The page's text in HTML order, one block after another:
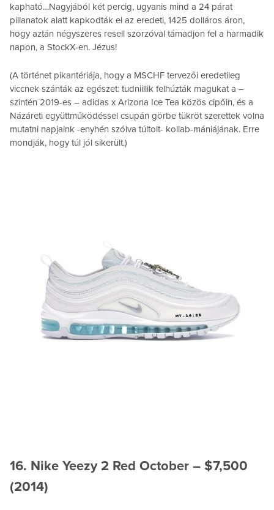
kapható…Nagyjából két percig, ugyanis mind a 24 párat
pillanatok alatt kapkodták el az eredeti, 1425 dolláros áron,
hogy aztán négyszeres resell szorzóval támadjon fel a harmadik
napon, a StockX-en. Jézus!
(A történet pikantériája, hogy a MSCHF tervezői eredetileg
viccnek szánták az egészet: tudniillik felhúzták magukat a –
szintén 2019-es – adidas x Arizona Ice Tea közös cipőin, és a
Názáreti együttműködéssel csupán görbe tükröt szerettek volna
mutatni napjaink -enyhén szólva túltolt- kollab-mániájának. Erre
mondják, hogy túl jól sikerült.)
16. Nike Yeezy 2 Red October – $7,500
(2014)